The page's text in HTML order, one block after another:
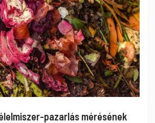
pazarlás mérésének